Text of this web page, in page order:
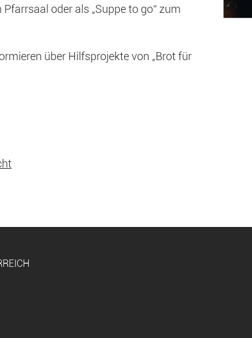
oder als „Suppe to go“ zum
über Hilfsprojekte von „Brot für